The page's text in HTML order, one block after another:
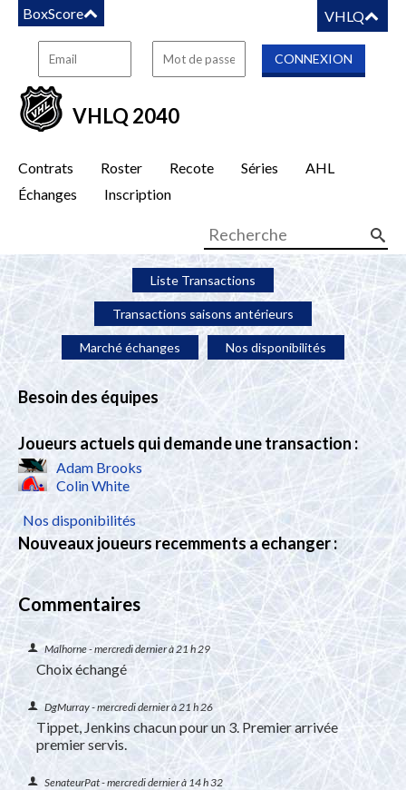
VHLQ
BoxScore
VHLQ 2040
Contrats Roster Recote Séries
AHL
Échanges
Inscription
Liste Transactions
Transactions saisons antérieurs
Marché échanges Nos disponibilités
Besoin des équipes
Joueurs actuels qui demande une transaction :
Adam Brooks
Colin White
Nos disponibilités
Nouveaux joueurs recemments a echanger :
Commentaires
Malhorne -mercredi dernier à 21 h 29
Choix échangé
DgMurray -mercredi dernier à 21 h 26
Tippet, Jenkins chacun pour un 3. Premier arrivée
premier servis.
SenateurPat -mercredi dernier à 14 h 32